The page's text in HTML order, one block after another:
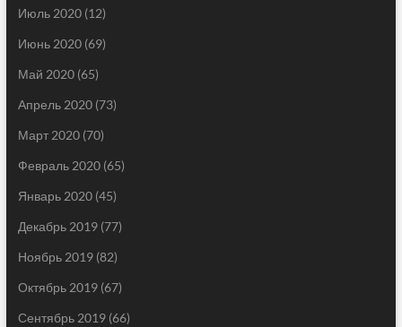
Июль 2020(12)
Июнь 2020(69)
Май 2020(65)
Апрель 2020(73)
Март 2020(70)
Февраль 2020(65)
Январь 2020(45)
Декабрь 2019(77)
Ноябрь 2019(82)
Октябрь 2019(67)
Сентябрь 2019(66)